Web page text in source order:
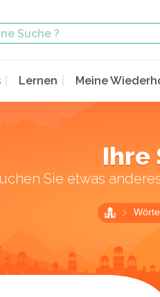
Lernen Meine
Ihre
Sie etwas